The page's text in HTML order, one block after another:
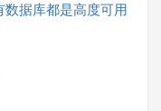
据库都是高度可用